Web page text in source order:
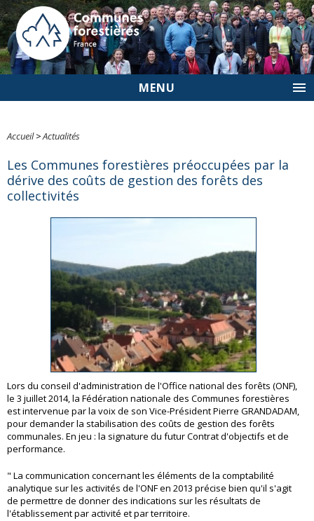
MENU
Accueil>Actualités
Les Communes forestières préoccupées par la
dérive des coûts de gestion des forêts des
collectivités
Lors du conseil d'administration de l'Office national des forêts (ONF),
le 3 juillet 2014, la Fédération nationale des Communes forestières
est intervenue par la voix de son Vice-Président Pierre GRANDADAM,
pour demander la stabilisation des coûts de gestion des forêts
communales. En jeu : la signature du futur Contrat d'objectifs et de
performance.
" La communication concernant les éléments de la comptabilité
analytique sur les activités de l'ONF en 2013 précise bien qu'il s'agit
de permettre de donner des indications sur les résultats de
l'établissement par activité et par territoire.